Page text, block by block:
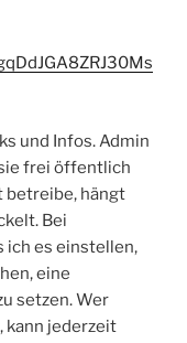
und Infos. Admin
frei öffentlich
betreibe, hängt
Bei
ich es einstellen,
eine
setzen. Wer
kann jederzeit